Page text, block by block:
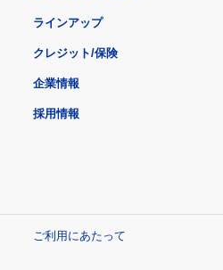
ラインアップ
クレジット/保険
企業情報
採用情報
ご利用にあたって